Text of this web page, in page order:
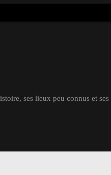
ses lieux peu connus et ses